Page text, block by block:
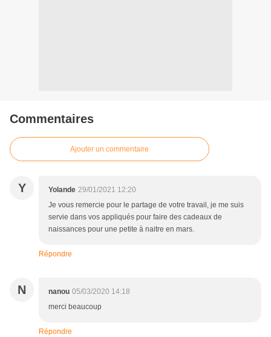
Commentaires
Ajouter un commentaire
Y Yolande 29/01/2021 12:20
Je vous remercie pour le partage de votre travail, je me suis
servie dans vos appliqués pour faire des cadeaux de
naissances pour une petite à naitre en mars.
Répondre
N nanou 05/03/2020 14:18
merci beaucoup
Répondre